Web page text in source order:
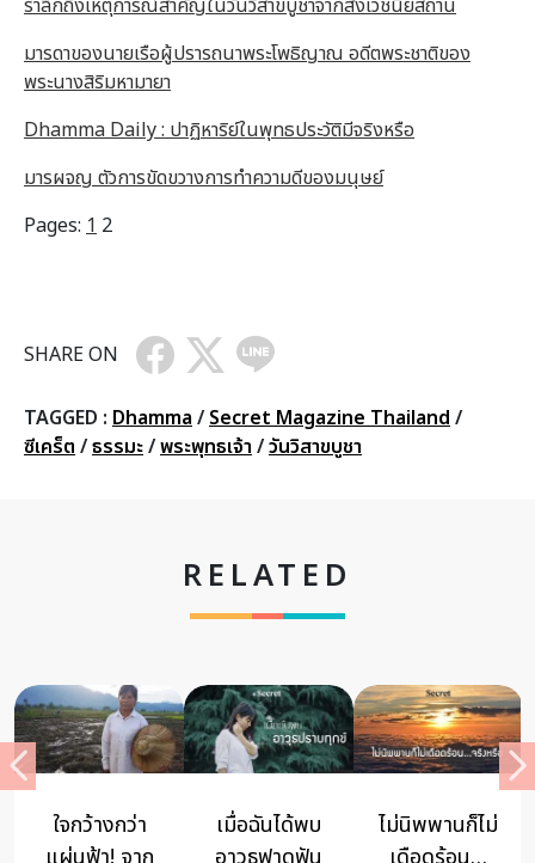
มารดาของนายเรือผู้ปรารถนาพระโพธิญาณ อดีตพระชาติของ
พระนางสิริมหามายา
Dhamma Daily : ปาฏิหาริย์ในพุทธประวัติมีจริงหรือ
มารผจญ ตัวการขัดขวางการทำความดีของมนุษย์
Pages: 1 2
SHARE ON
TAGGED : Dhamma / Secret Magazine Thailand /
ซีเคร็ต /ธรรมะ/พระพุทธเจ้า /วันวิสาขบูชา
RELATED
“ลงโทษด้วย
ไท่ หลี่หัว -ไม่มี
ส่องความคิด